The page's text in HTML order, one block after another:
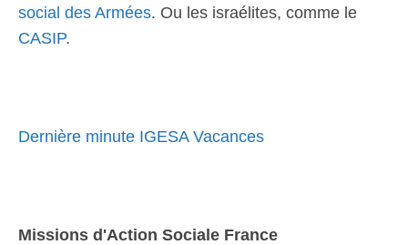
social des Armées. Ou les israélites, comme le
CASIP.
Dernière minute IGESA Vacances
Missions d'Action Sociale France